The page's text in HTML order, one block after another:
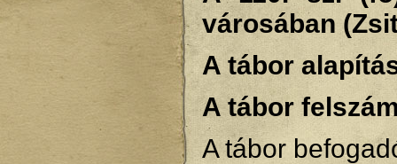
városában
A tábor
A tábor
A tábor